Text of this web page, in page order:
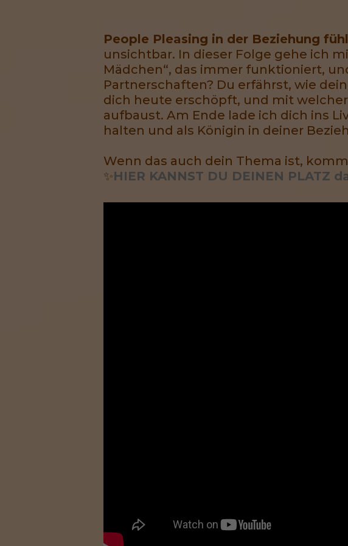
People Pleasing in der Beziehung
unsichtbar. In dieser Folge gehe ich
Mädchen“, das immer funktioniert,
Partnerschaften? Du erfährst, wie
dich heute erschöpft, und mit
aufbaust. Am Ende lade ich dich ins
halten und als Königin in deiner
Wenn das auch dein Thema ist,
✨HIER KANNST DU DEINEN PLATZ